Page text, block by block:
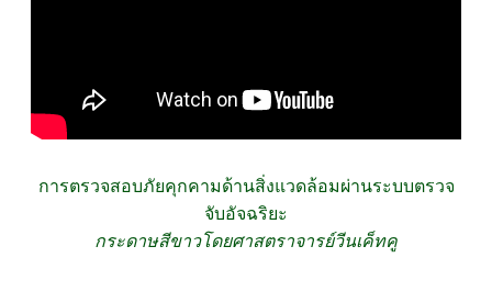
การตรวจสอบภัยคุกคามด้านสิ่งแวดล้อมผ่านระบบตรวจ
จับอัจฉริยะ
กระดาษสีขาวโดยศาสตราจารย์วีนเค็ทคู